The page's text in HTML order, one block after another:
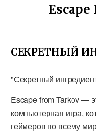
СЕКРЕТНЫЙ
"Секретный
Escape from Tarkov —
компьютерная игра,
геймеров по всему